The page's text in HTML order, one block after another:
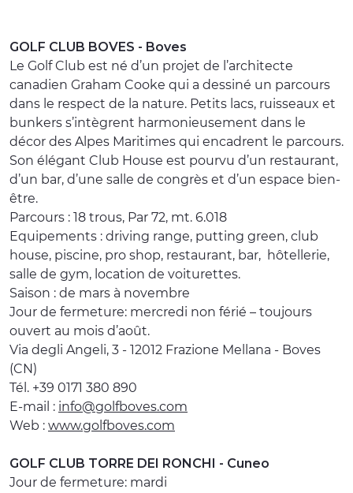
GOLF CLUB BOVES - Boves
Le Golf Club est né d’un projet de l’architecte
canadien Graham Cooke qui a dessiné un parcours
dans le respect de la nature. Petits lacs, ruisseaux et
bunkers s’intègrent harmonieusement dans le
décor des Alpes Maritimes qui encadrent le parcours.
Son élégant Club House est pourvu d’un restaurant,
d’un bar, d’une salle de congrès et d’un espace bien-
être.
Parcours : 18 trous, Par 72, mt. 6.018
Equipements : driving range, putting green, club
house, piscine, pro shop, restaurant, bar, hôtellerie,
salle de gym, location de voiturettes.
Saison : de mars à novembre
Jour de fermeture: mercredi non férié – toujours
ouvert au mois d’août.
Via degli Angeli, 3 - 12012 Frazione Mellana - Boves
(CN)
Tél. +39 0171 380 890
E-mail : info@golfboves.com
Web : www.golfboves.com
GOLF CLUB TORRE DEI RONCHI - Cuneo
Jour de fermeture: mardi